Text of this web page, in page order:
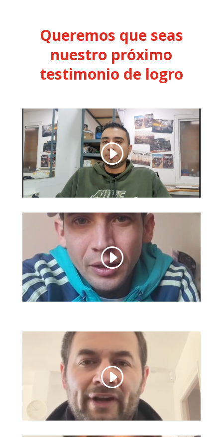
Queremos que seas
nuestro próximo
testimonio de logro